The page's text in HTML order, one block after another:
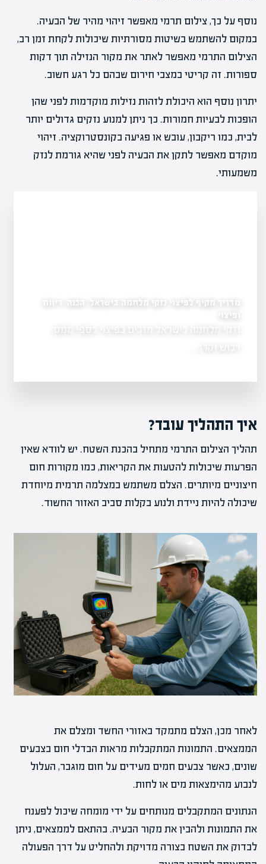
נוסף על כך, צילום תרמי מאפשר זיהוי מהיר של הבעיה.
במקום להשתמש בשיטות מסורתיות שיכולות לקחת זמן רב,
הצילום התרמי מאפשר לאתר את מקור הנזילה תוך דקות
ספורות. זה קריטי במצבי חירום שבהם כל רגע חשוב.
יתרון נוסף הוא היכולת לזהות נזילות מוקדמות לפני שהן
הופכות לבעיות חמורות. כך ניתן למנוע נזקים גדולים יותר
לבית, כמו ריקבון, עובש או פגיעה בקונסטרוקציה. זיהוי
מוקדם מאפשר לתקן את הבעיה לפני שהיא גורמת לנזק
משמעותי.
נזקי מבנים
מדריך מקיף לפיצוי נזקי מלחמה בישראל: הכנה, דיווח
ופיצוי
נזקי מלחמה בישראל מזכים בפיצוי כספי ממס
רכוש וקרן…
איך התהליך עובד?
תהליך הצילום התרמי מתחיל בהכנת השטח. יש לוודא שאין
הפרעות שיכולות להטעות את הקריאות, כמו מקורות חום
חיצוניים מיותרים. הצלם משתמש במצלמה תרמית מיוחדת
שיכולה להיות ניידת ולנוע בקלות סביב האזור החשוד.
לאחר מכן, הצלם מתמקד באזורי החשד ומצלם את
הממצאים. התמונות המתקבלות מראות הבדלי חום בצבעים
שונים, כאשר צבעים חמים מעידים על חום מוגבר, העלול
לנבוע מהימצאות מים או לחות.
הנתונים המתקבלים מנותחים על ידי מומחה שיכול לפענח
את התמונות ולהבין את מקור הבעיה. בהתאם לממצאים, ניתן
לבדוק את השטח בצורה מדויקת ולהחליט על דרך הפעולה